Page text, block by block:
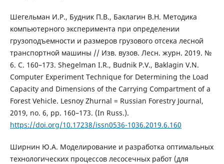
Шегельман И.Р., Будник П.В., Баклагин В.Н. Методика
компьютерного эксперимента при определении
грузоподъемности и размеров грузового отсека лесной
транспортной машины // Изв. вузов. Лесн. журн. 2019. №
6. С. 160–173. Shegelman I.R., Budnik P.V., Baklagin V.N.
Computer Experiment Technique for Determining the Load
Capacity and Dimensions of the Carrying Compartment of a
Forest Vehicle. Lesnoy Zhurnal = Russian Forestry Journal,
2019, no. 6, pp. 160–173. (In Russ.).
https://doi.org/10.17238/issn0536-1036.2019.6.160
Ширнин Ю.А. Моделирование и разработка оптимальных
технологических процессов лесосечных работ (для